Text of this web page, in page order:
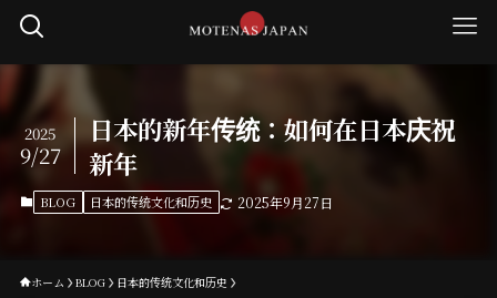
日本的新年传统：如何在日本庆祝
新年
2025
9/27
BLOG 日本的传统文化和历史 2025年9月27日
ホーム BLOG 日本的传统文化和历史